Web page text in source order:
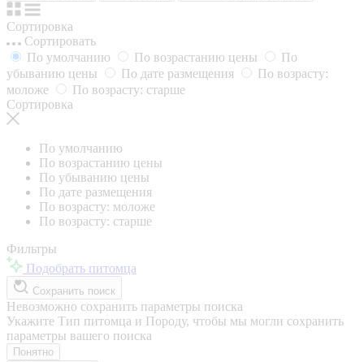
Сортировка
Сортировать
По умолчанию
По возрастанию цены
По
убыванию цены
По дате размещения
По возрасту:
моложе
По возрасту: старше
Сортировка
По умолчанию
По возрастанию цены
По убыванию цены
По дате размещения
По возрасту: моложе
По возрасту: старше
Фильтры
Подобрать питомца
Сохранить поиск
Невозможно сохранить параметры поиска
Укажите Тип питомца и Породу, чтобы мы могли сохранить
параметры вашего поиска
Понятно